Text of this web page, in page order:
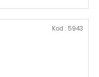
Kod : 5943